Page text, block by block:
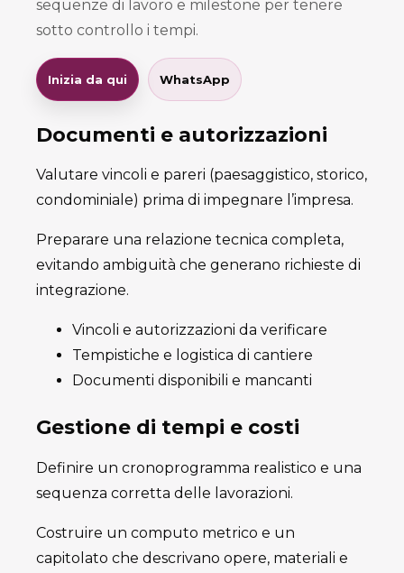
sequenze di lavoro e milestone per tenere
sotto controllo i tempi.
Inizia da qui WhatsApp
Documenti e autorizzazioni
Valutare vincoli e pareri (paesaggistico, storico,
condominiale) prima di impegnare l’impresa.
Preparare una relazione tecnica completa,
evitando ambiguità che generano richieste di
integrazione.
Vincoli e autorizzazioni da verificare
Tempistiche e logistica di cantiere
Documenti disponibili e mancanti
Gestione di tempi e costi
Definire un cronoprogramma realistico e una
sequenza corretta delle lavorazioni.
Costruire un computo metrico e un
capitolato che descrivano opere, materiali e